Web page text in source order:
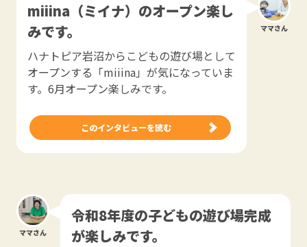
ママさん
miiina（ミイナ）のオープン楽し
みです。
ハナトピア岩沼からこどもの遊び場として
オープンする「miiina」が気になっていま
す。6月オープン楽しみです。
このインタビューを読む
ママさん
令和8年度の子どもの遊び場完成
が楽しみです。